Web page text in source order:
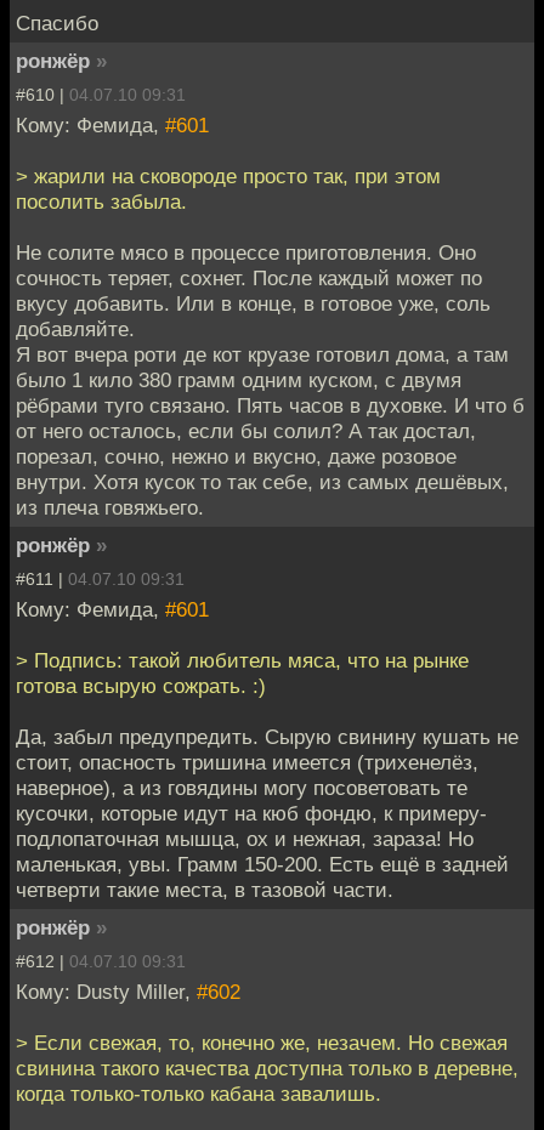
Спасибо
ронжёр »
#610 | 04.07.10 09:31
Кому: Фемида, #601
> жарили на сковороде просто так, при этом
посолить забыла.
Не солите мясо в процессе приготовления. Оно
сочность теряет, сохнет. После каждый может по
вкусу добавить. Или в конце, в готовое уже, соль
добавляйте.
Я вот вчера роти де кот круазе готовил дома, а там
было 1 кило 380 грамм одним куском, с двумя
рёбрами туго связано. Пять часов в духовке. И что б
от него осталось, если бы солил? А так достал,
порезал, сочно, нежно и вкусно, даже розовое
внутри. Хотя кусок то так себе, из самых дешёвых,
из плеча говяжьего.
ронжёр »
#611 | 04.07.10 09:31
Кому: Фемида, #601
> Подпись: такой любитель мяса, что на рынке
готова всырую сожрать. :)
Да, забыл предупредить. Сырую свинину кушать не
стоит, опасность тришина имеется (трихенелёз,
наверное), а из говядины могу посоветовать те
кусочки, которые идут на кюб фондю, к примеру-
подлопаточная мышца, ох и нежная, зараза! Но
маленькая, увы. Грамм 150-200. Есть ещё в задней
четверти такие места, в тазовой части.
ронжёр »
#612 | 04.07.10 09:31
Кому: Dusty Miller, #602
> Если свежая, то, конечно же, незачем. Но свежая
свинина такого качества доступна только в деревне,
когда только-только кабана завалишь.